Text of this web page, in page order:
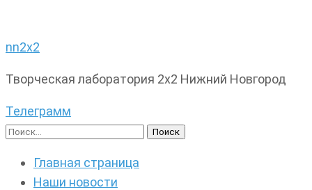
nn2x2
Творческая лаборатория 2х2 Нижний Новгород
Телеграмм
Найти:
Главная страница
Наши новости